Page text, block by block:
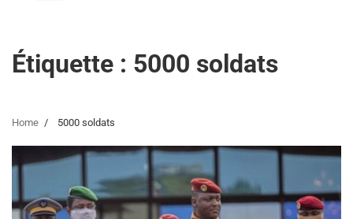
Étiquette : 5000 soldats
Home 5000 soldats